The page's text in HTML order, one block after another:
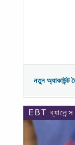
নতুন অ্যাকাউন্ট
EBT ব্যালেন্স